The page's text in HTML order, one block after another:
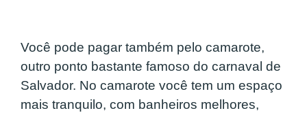
Você pode pagar também pelo camarote,
outro ponto bastante famoso do carnaval de
Salvador. No camarote você tem um espaço
mais tranquilo, com banheiros melhores,